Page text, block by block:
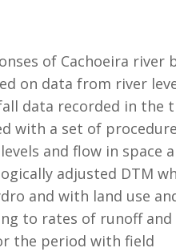
of Cachoeira river
on data from river
data recorded in the
with a set of
and flow in space
adjusted DTM
and with land use
to rates of runoff and
the period with field